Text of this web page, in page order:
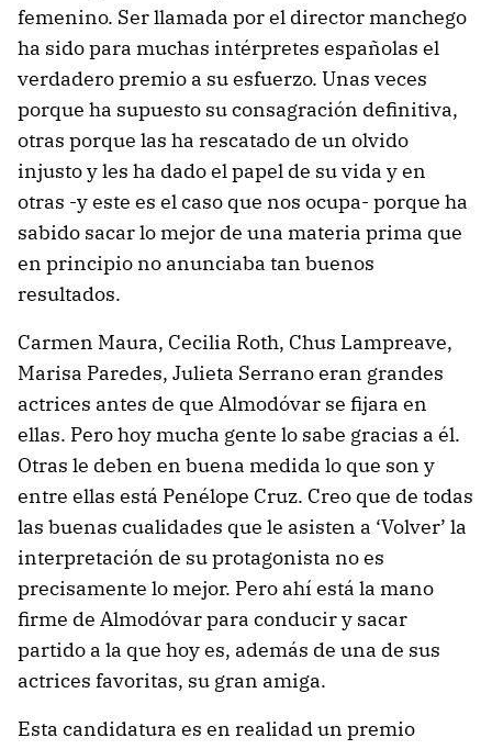
femenino. Ser llamada por el director manchego
ha sido para muchas intérpretes españolas el
verdadero premio a su esfuerzo. Unas veces
porque ha supuesto su consagración definitiva,
otras porque las ha rescatado de un olvido
injusto y les ha dado el papel de su vida y en
otras -y este es el caso que nos ocupa- porque ha
sabido sacar lo mejor de una materia prima que
en principio no anunciaba tan buenos
resultados.
Carmen Maura, Cecilia Roth, Chus Lampreave,
Marisa Paredes, Julieta Serrano eran grandes
actrices antes de que Almodóvar se fijara en
ellas. Pero hoy mucha gente lo sabe gracias a él.
Otras le deben en buena medida lo que son y
entre ellas está Penélope Cruz. Creo que de todas
las buenas cualidades que le asisten a ‘Volver’ la
interpretación de su protagonista no es
precisamente lo mejor. Pero ahí está la mano
firme de Almodóvar para conducir y sacar
partido a la que hoy es, además de una de sus
actrices favoritas, su gran amiga.
Esta candidatura es en realidad un premio